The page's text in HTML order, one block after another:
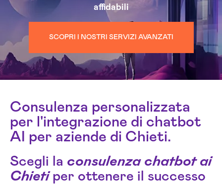
affidabili
SCOPRI I NOSTRI SERVIZI AVANZATI
Consulenza personalizzata
per l'integrazione di chatbot
AI per aziende di Chieti.
Scegli la consulenza chatbot ai
Chietiper ottenere il successo